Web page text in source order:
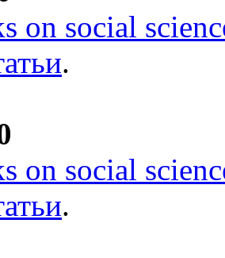
on social
.
on social
.